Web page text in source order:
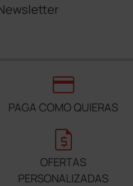
credit_card
PAGA COMO QUIERAS
request_quote
OFERTAS
PERSONALIZADAS